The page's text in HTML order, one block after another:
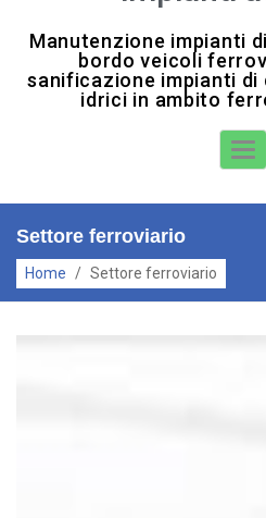
Manutenzione impianti
bordo veicoli
sanificazione impianti di
idrici in ambito
Settore ferroviario
Home / Settore ferroviario